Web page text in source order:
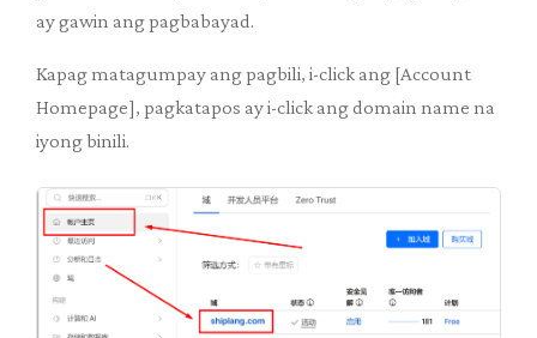
ay gawin ang pagbabayad.
Kapag matagumpay ang pagbili, i-click ang [Account
Homepage], pagkatapos ay i-click ang domain name na
iyong binili.